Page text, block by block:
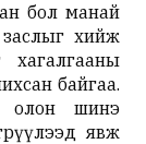
бол манай
хийж
байгаа.
олон шинэ
явж